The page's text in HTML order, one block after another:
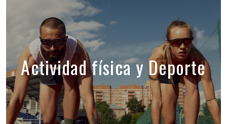
Actividad física y Deporte